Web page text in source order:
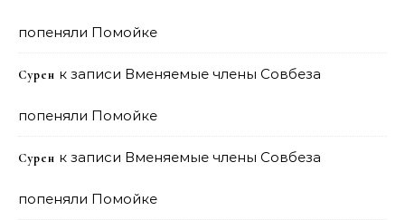
попеняли Помойке
Сурен к записи Вменяемые члены Совбеза
попеняли Помойке
Сурен к записи Вменяемые члены Совбеза
попеняли Помойке